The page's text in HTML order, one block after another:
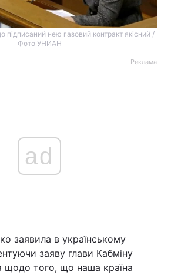
нею газовий контракт якісний /
Фото УНИАН
Реклама
ad
заявила в українському
заяву глави Кабміну
щодо того, що наша країна